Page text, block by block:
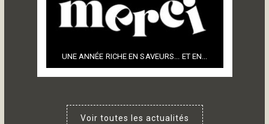
UNE ANNÉE RICHE EN SAVEURS... ET EN...
Voir toutes les actualités